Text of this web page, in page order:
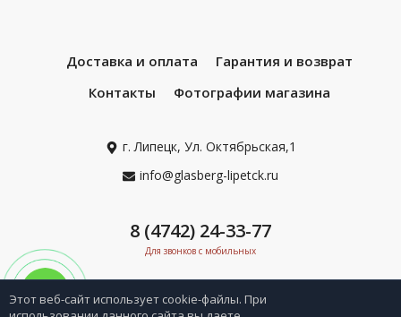
Доставка и оплата
Гарантия и возврат
Контакты
Фотографии магазина
г. Липецк, Ул. Октябрьская,1
info@glasberg-lipetck.ru
8 (4742) 24-33-77
Для звонков с мобильных
Этот веб-сайт использует cookie-файлы. При